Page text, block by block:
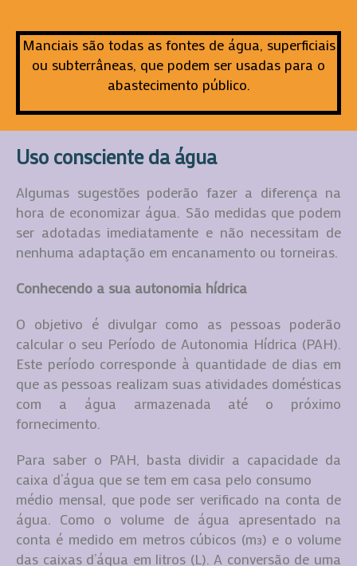
Manciais são todas as fontes de água, superficiais
ou subterrâneas, que podem ser usadas para o
abastecimento público.
Uso consciente da água
Algumas sugestões poderão fazer a diferença na
hora de economizar água. São medidas que podem
ser adotadas imediatamente e não necessitam de
nenhuma adaptação em encanamento ou torneiras.
Conhecendo a sua autonomia hídrica
O objetivo é divulgar como as pessoas poderão
calcular o seu Período de Autonomia Hídrica (PAH).
Este período corresponde à quantidade de dias em
que as pessoas realizam suas atividades domésticas
com a água armazenada até o próximo
fornecimento.
Para saber o PAH, basta dividir a capacidade da
caixa d’água que se tem em casa pelo consumo
médio mensal, que pode ser verificado na conta de
água. Como o volume de água apresentado na
conta é medido em metros cúbicos (m³) e o volume
das caixas d’água em litros (L). A conversão de uma